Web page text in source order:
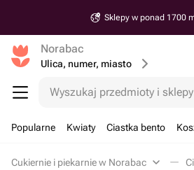
Sklepy w ponad 1700
Norabac
Ulica, numer, miasto
Wyszukaj przedmioty i sklepy
Popularne Kwiaty Ciastka bento
Cukiernie i piekarnie w Norabac